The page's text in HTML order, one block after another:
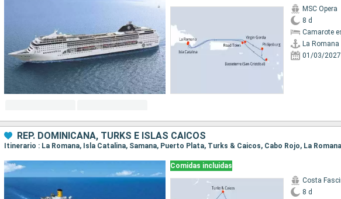
MSC Opera
8 d
Camarote
La Romana
01/03/2027
REP. DOMINICANA, TURKS E ISLAS CAICOS
Itinerario : La Romana, Isla Catalina, Samana, Puerto Plata, Turks & Caicos, Cabo Rojo, La Romana
Comidas incluidas
Costa
8 d